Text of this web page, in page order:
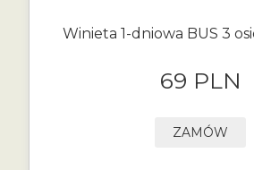
Winieta 1-dniowa BUS 3
69 PLN
ZAMÓW